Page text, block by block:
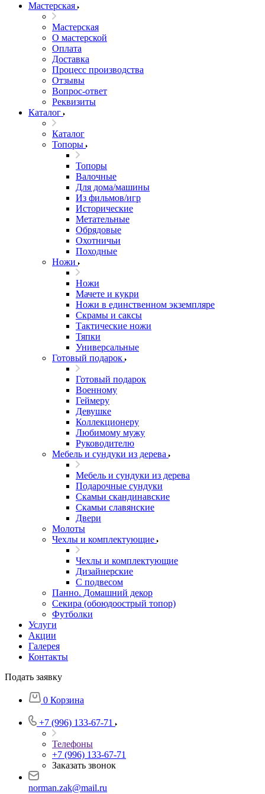
Мастерская
Мастерская
О мастерской
Оплата
Доставка
Процесс производства
Отзывы
Вопрос-ответ
Реквизиты
Каталог
Каталог
Топоры
Топоры
Валочные
Для дома/машины
Из фильмов/игр
Исторические
Метательные
Обрядовые
Охотничьи
Походные
Ножи
Ножи
Мачете и кукри
Ножи в единственном экземпляре
Скрамы и саксы
Тактические ножи
Тяпки
Универсальные
Готовый подарок
Готовый подарок
Военному
Геймеру
Девушке
Коллекционеру
Любимому мужу
Руководителю
Мебель и сундуки из дерева
Мебель и сундуки из дерева
Подарочные сундуки
Скамьи скандинавские
Скамьи славянские
Двери
Молоты
Чехлы и комплектующие
Чехлы и комплектующие
Дизайнерские
С подвесом
Панно. Домашний декор
Секира (обоюдоострый топор)
Футболки
Услуги
Акции
Галерея
Контакты
Подать заявку
0 Корзина
+7 (996) 133-67-71
Телефоны
+7 (996) 133-67-71
Заказать звонок
norman.zak@mail.ru